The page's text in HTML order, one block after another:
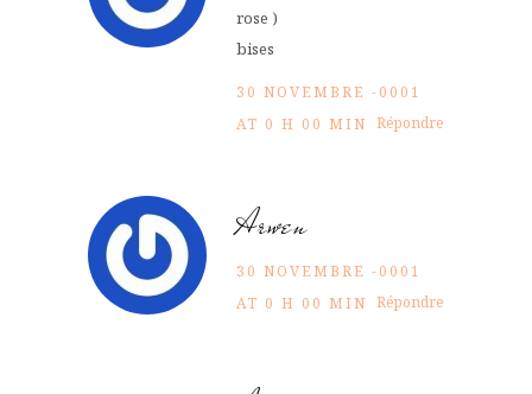
rose )
bises
30 NOVEMBRE -0001
AT 0 H 00 MIN Répondre
Arwen
30 NOVEMBRE -0001
AT 0 H 00 MIN Répondre